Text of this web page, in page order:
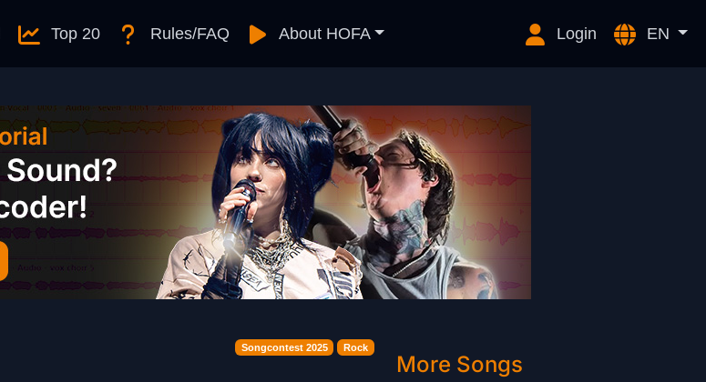
Top 20 Rules/FAQ About HOFA Login EN
Songcontest 2025 Rock
More Songs